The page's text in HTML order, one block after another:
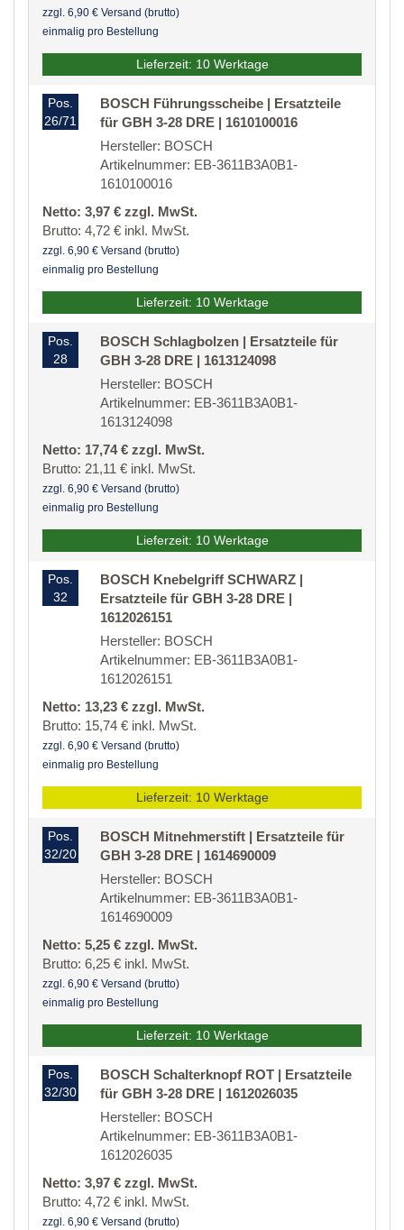
zzgl. 6,90 € Versand (brutto)
einmalig pro Bestellung
Lieferzeit: 10 Werktage
Pos.
26/71
BOSCH Führungsscheibe | Ersatzteile
für GBH 3-28 DRE | 1610100016
Hersteller: BOSCH
Artikelnummer: EB-3611B3A0B1-
1610100016
Netto: 3,97 € zzgl. MwSt.
Brutto: 4,72 € inkl. MwSt.
zzgl. 6,90 € Versand (brutto)
einmalig pro Bestellung
Lieferzeit: 10 Werktage
Pos.
28
BOSCH Schlagbolzen | Ersatzteile für
GBH 3-28 DRE | 1613124098
Hersteller: BOSCH
Artikelnummer: EB-3611B3A0B1-
1613124098
Netto: 17,74 € zzgl. MwSt.
Brutto: 21,11 € inkl. MwSt.
zzgl. 6,90 € Versand (brutto)
einmalig pro Bestellung
Lieferzeit: 10 Werktage
Pos.
32
BOSCH Knebelgriff SCHWARZ |
Ersatzteile für GBH 3-28 DRE |
1612026151
Hersteller: BOSCH
Artikelnummer: EB-3611B3A0B1-
1612026151
Netto: 13,23 € zzgl. MwSt.
Brutto: 15,74 € inkl. MwSt.
zzgl. 6,90 € Versand (brutto)
einmalig pro Bestellung
Lieferzeit: 10 Werktage
Pos.
32/20
BOSCH Mitnehmerstift | Ersatzteile für
GBH 3-28 DRE | 1614690009
Hersteller: BOSCH
Artikelnummer: EB-3611B3A0B1-
1614690009
Netto: 5,25 € zzgl. MwSt.
Brutto: 6,25 € inkl. MwSt.
zzgl. 6,90 € Versand (brutto)
einmalig pro Bestellung
Lieferzeit: 10 Werktage
Pos.
32/30
BOSCH Schalterknopf ROT | Ersatzteile
für GBH 3-28 DRE | 1612026035
Hersteller: BOSCH
Artikelnummer: EB-3611B3A0B1-
1612026035
Netto: 3,97 € zzgl. MwSt.
Brutto: 4,72 € inkl. MwSt.
zzgl. 6,90 € Versand (brutto)